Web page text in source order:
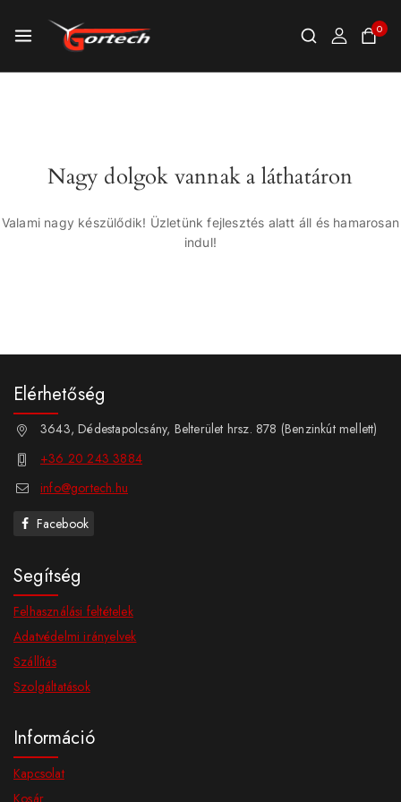
0
Nagy dolgok vannak a láthatáron
Valami nagy készülődik! Üzletünk fejlesztés alatt áll és hamarosan
indul!
Elérhetőség
3643, Dédestapolcsány, Belterület hrsz. 878 (Benzinkút mellett)
+36 20 243 3884
info@gortech.hu
Facebook
Segítség
Felhasználási feltételek
Adatvédelmi irányelvek
Szállítás
Szolgáltatások
Információ
Kapcsolat